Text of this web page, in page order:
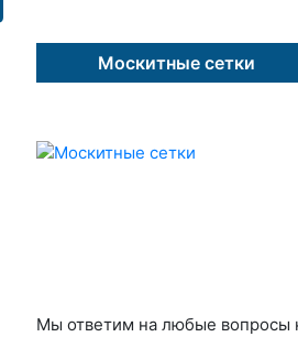
Москитные сетки
Мы ответим на любые вопросы